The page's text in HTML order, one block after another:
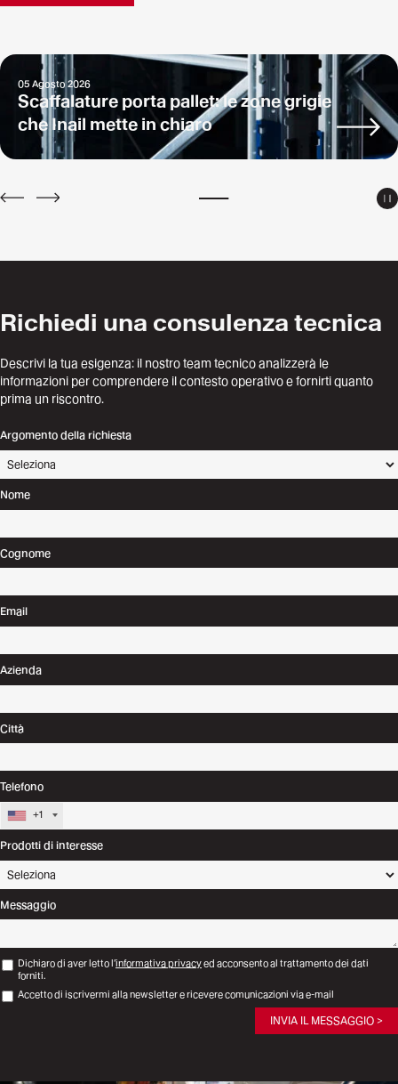
05 Agosto 2026
Scaffalature porta pallet: le zone grigie
che Inail mette in chiaro
PREVNEXT
Richiedi una consulenza tecnica
Descrivi la tua esigenza: il nostro team tecnico analizzerà le
informazioni per comprendere il contesto operativo e fornirti quanto
prima un riscontro.
Argomento della richiesta
Nome
Cognome
Email
Azienda
Città
Telefono
+1
Prodotti di interesse
Messaggio
Dichiaro di aver letto l’informativa privacyed acconsento al trattamento dei dati
forniti.
Accetto di iscrivermi alla newsletter e ricevere comunicazioni via e-mail